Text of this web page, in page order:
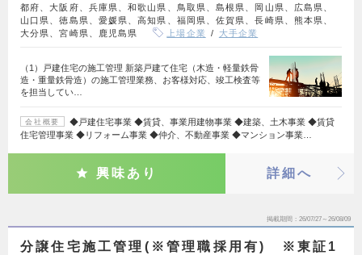
都府、大阪府、兵庫県、和歌山県、鳥取県、島根県、岡山県、広島県、
山口県、徳島県、愛媛県、高知県、福岡県、佐賀県、長崎県、熊本県、
大分県、宮崎県、鹿児島県
上場企業 大手企業
（1）戸建住宅の施工管理 新築戸建て住宅（木造・軽量鉄骨
造・重量鉄骨造）の施工管理業務、お客様対応、竣工検査等
を担当してい…
会社概要
◆戸建住宅事業 ◆賃貸、事業用建物事業 ◆建築、土木事業 ◆賃貸
住宅管理事業 ◆リフォーム事業 ◆仲介、不動産事業 ◆マンション事業…
興味あり 詳細へ
掲載期間 26/07/27～26/08/09
分譲住宅施工管理(※管理職採用有) ※東証1